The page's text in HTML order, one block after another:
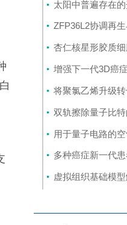
增强下一代3D癌
将聚氯乙烯升级
双轨擦除量子比
多种癌症新一代